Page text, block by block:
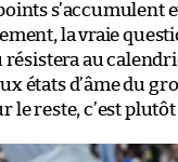
s’accumulent
la vraie
résistera au
états d’âme du
le reste, c’est